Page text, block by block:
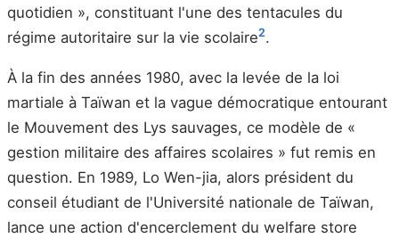
quotidien », constituant l'une des tentacules du
régime autoritaire sur la vie scolaire2.
À la fin des années 1980, avec la levée de la loi
martiale à Taïwan et la vague démocratique entourant
le Mouvement des Lys sauvages, ce modèle de «
gestion militaire des affaires scolaires » fut remis en
question. En 1989, Lo Wen-jia, alors président du
conseil étudiant de l'Université nationale de Taïwan,
lance une action d'encerclement du welfare store